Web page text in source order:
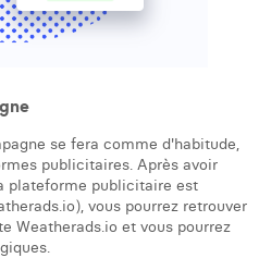
se fera comme d'habitude,
publicitaires. Après avoir
plateforme publicitaire est
vous pourrez retrouver
Weatherads.io et vous pourrez